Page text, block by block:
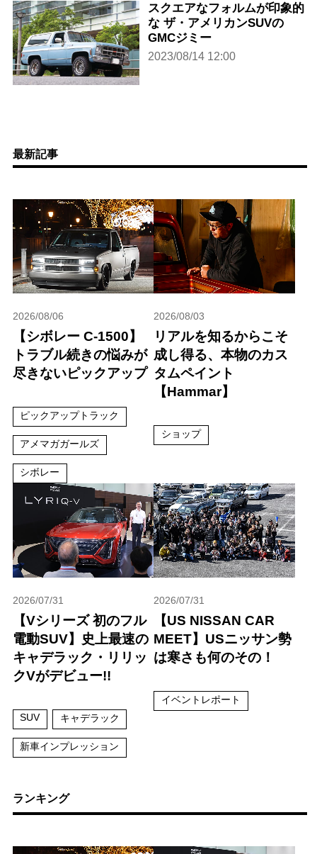
スクエアなフォルムが印象的
な ザ・アメリカンSUVの
GMCジミー
2023/08/14 12:00
最新記事
2026/08/06
【シボレー C-1500】
トラブル続きの悩みが
尽きないピックアップ
ピックアップトラック
アメマガガールズ
シボレー
2026/08/03
リアルを知るからこそ
成し得る、本物のカス
タムペイント
【Hammar】
ショップ
2026/07/31
【Vシリーズ 初のフル
電動SUV】史上最速の
キャデラック・リリッ
クVがデビュー!!
SUV キャデラック
新車インプレッション
2026/07/31
【US NISSAN CAR
MEET】USニッサン勢
は寒さも何のその！
イベントレポート
ランキング